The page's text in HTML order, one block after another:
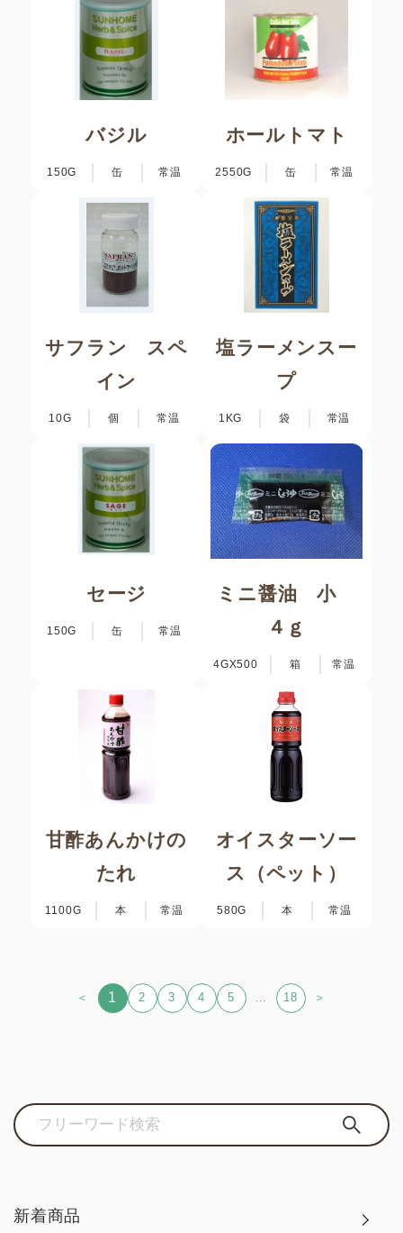
新着商品
バジル
150G 缶 常温
ホールトマト
2550G 缶 常温
サフラン スペ
イン
10G 個 常温
塩ラーメンスー
プ
1KG 袋 常温
セージ
150G 缶 常温
ミニ醤油 小
４ｇ
4GX500 箱 常温
甘酢あんかけの
たれ
1100G 本 常温
オイスターソー
ス（ペット）
580G 本 常温
＜ 1 2 3 4 5 … 18 ＞